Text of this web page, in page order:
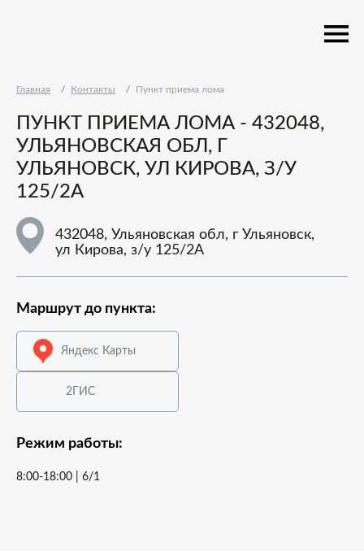
Главная Контакты Пункт приема лома
ПУНКТ ПРИЕМА ЛОМА - 432048,
УЛЬЯНОВСКАЯ ОБЛ, Г
УЛЬЯНОВСК, УЛ КИРОВА, З/У
125/2А
432048, Ульяновская обл, г Ульяновск,
ул Кирова, з/у 125/2А
Маршрут до пункта:
Яндекс Карты
2ГИС
Режим работы:
8:00-18:00 | 6/1